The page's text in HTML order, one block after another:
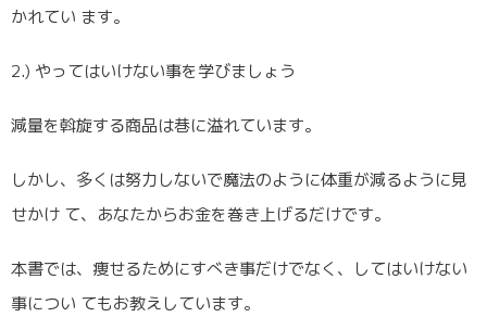
かれてい ます。
2.) やってはいけない事を学びましょう
減量を斡旋する商品は巷に溢れています。
しかし、多くは努力しないで魔法のように体重が減るように見
せかけ て、あなたからお金を巻き上げるだけです。
本書では、痩せるためにすべき事だけでなく、してはいけない
事につい てもお教えしています。